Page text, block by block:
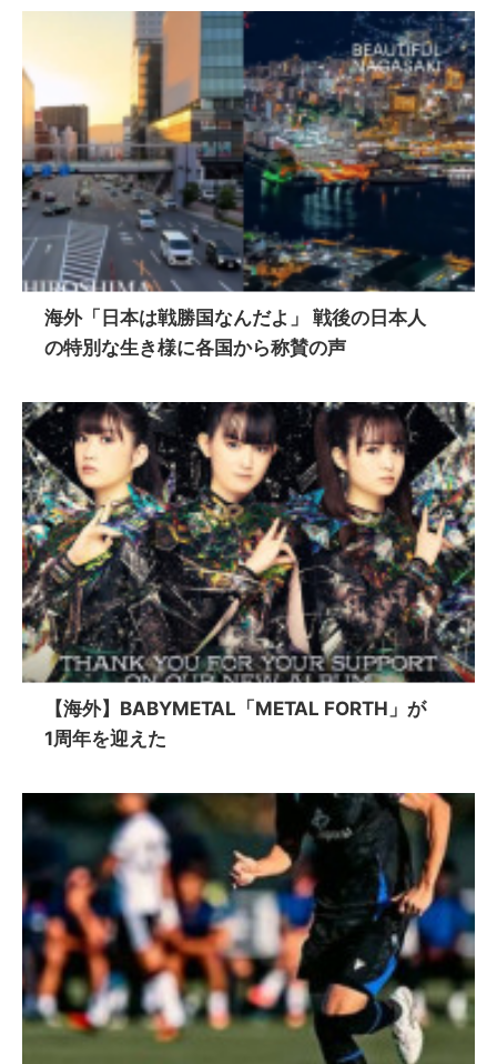
海外「日本は戦勝国なんだよ」 戦後の日本人
の特別な生き様に各国から称賛の声
【海外】BABYMETAL「METAL FORTH」が
1周年を迎えた